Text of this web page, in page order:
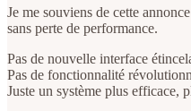
Je me souviens de cette
sans perte de performance.
Pas de nouvelle interface
Pas de fonctionnalité
Juste un système plus efficace,